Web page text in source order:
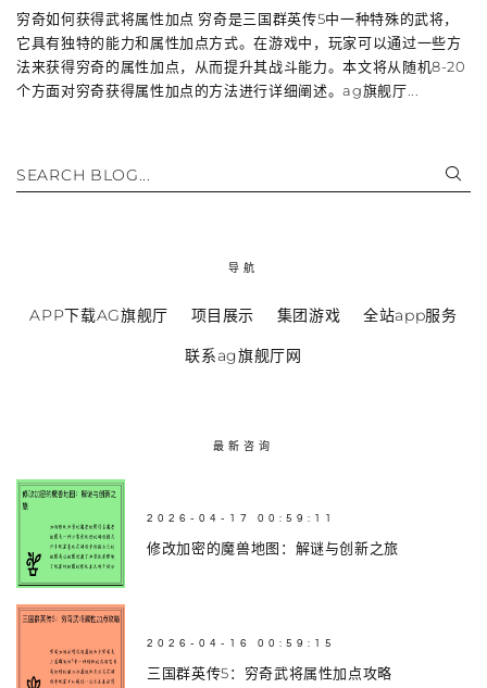
穷奇如何获得武将属性加点 穷奇是三国群英传5中一种特殊的武将，
它具有独特的能力和属性加点方式。在游戏中，玩家可以通过一些方
法来获得穷奇的属性加点，从而提升其战斗能力。本文将从随机8-20
个方面对穷奇获得属性加点的方法进行详细阐述。ag旗舰厅...
SEARCH BLOG...
导航
APP下载AG旗舰厅 项目展示 集团游戏 全站app服务
联系ag旗舰厅网
最新咨询
2026-04-17 00:59:11
修改加密的魔兽地图：解谜与创新之旅
2026-04-16 00:59:15
三国群英传5：穷奇武将属性加点攻略